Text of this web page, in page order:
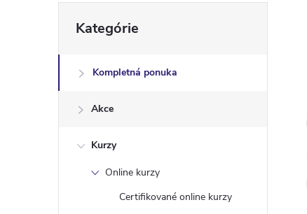
o
č
kategórie
Kategórie
Kompletná ponuka
Akce
Kurzy
Online kurzy
Certifikované online kurzy